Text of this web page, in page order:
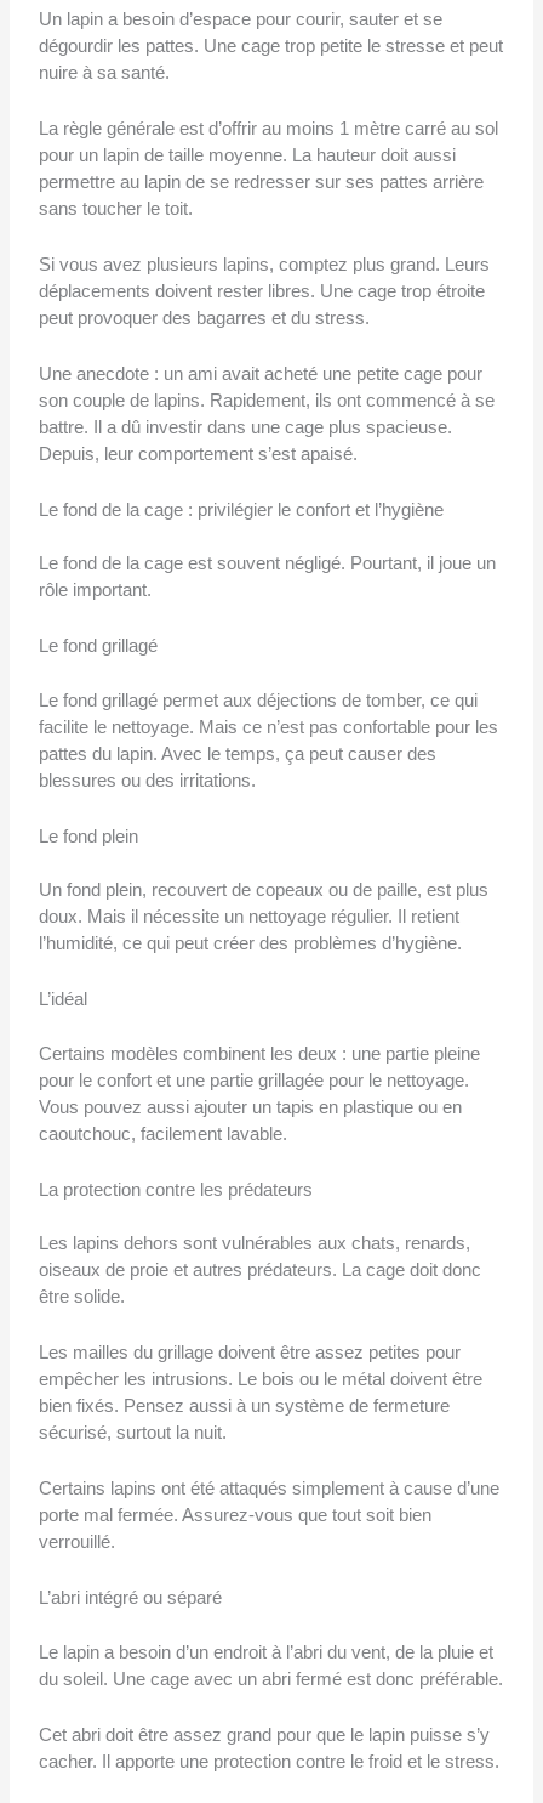
Un lapin a besoin d’espace pour courir, sauter et se
dégourdir les pattes. Une cage trop petite le stresse et peut
nuire à sa santé.
La règle générale est d’offrir au moins 1 mètre carré au sol
pour un lapin de taille moyenne. La hauteur doit aussi
permettre au lapin de se redresser sur ses pattes arrière
sans toucher le toit.
Si vous avez plusieurs lapins, comptez plus grand. Leurs
déplacements doivent rester libres. Une cage trop étroite
peut provoquer des bagarres et du stress.
Une anecdote : un ami avait acheté une petite cage pour
son couple de lapins. Rapidement, ils ont commencé à se
battre. Il a dû investir dans une cage plus spacieuse.
Depuis, leur comportement s’est apaisé.
Le fond de la cage : privilégier le confort et l’hygiène
Le fond de la cage est souvent négligé. Pourtant, il joue un
rôle important.
Le fond grillagé
Le fond grillagé permet aux déjections de tomber, ce qui
facilite le nettoyage. Mais ce n’est pas confortable pour les
pattes du lapin. Avec le temps, ça peut causer des
blessures ou des irritations.
Le fond plein
Un fond plein, recouvert de copeaux ou de paille, est plus
doux. Mais il nécessite un nettoyage régulier. Il retient
l’humidité, ce qui peut créer des problèmes d’hygiène.
L’idéal
Certains modèles combinent les deux : une partie pleine
pour le confort et une partie grillagée pour le nettoyage.
Vous pouvez aussi ajouter un tapis en plastique ou en
caoutchouc, facilement lavable.
La protection contre les prédateurs
Les lapins dehors sont vulnérables aux chats, renards,
oiseaux de proie et autres prédateurs. La cage doit donc
être solide.
Les mailles du grillage doivent être assez petites pour
empêcher les intrusions. Le bois ou le métal doivent être
bien fixés. Pensez aussi à un système de fermeture
sécurisé, surtout la nuit.
Certains lapins ont été attaqués simplement à cause d’une
porte mal fermée. Assurez-vous que tout soit bien
verrouillé.
L’abri intégré ou séparé
Le lapin a besoin d’un endroit à l’abri du vent, de la pluie et
du soleil. Une cage avec un abri fermé est donc préférable.
Cet abri doit être assez grand pour que le lapin puisse s’y
cacher. Il apporte une protection contre le froid et le stress.